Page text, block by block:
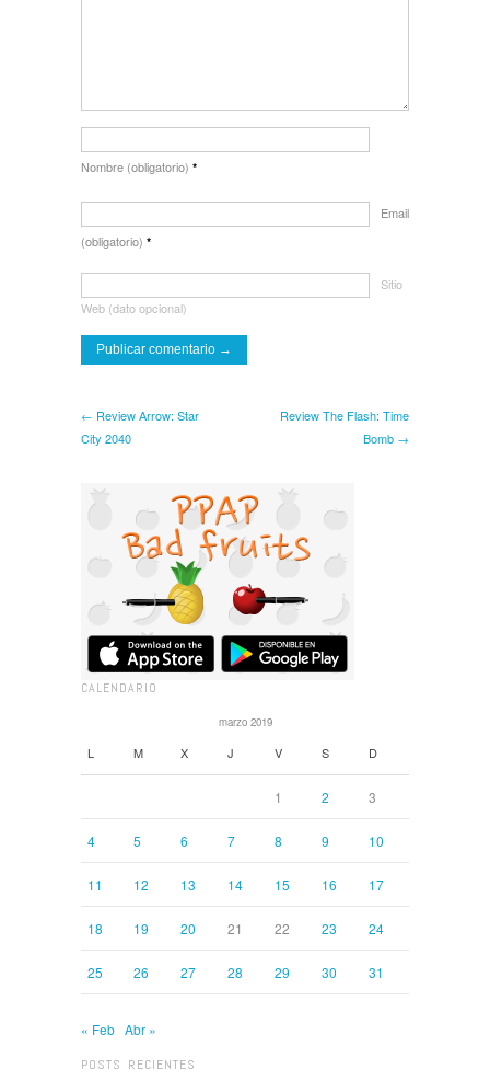
Nombre (obligatorio) *
Email
(obligatorio) *
Sitio
Web (dato opcional)
← Review Arrow: Star
City 2040
Review The Flash: Time
Bomb →
CALENDARIO
marzo 2019
L M X J V S D
1 2 3
4 5 6 7 8 9 10
11 12 13 14 15 16 17
18 19 20 21 22 23 24
25 26 27 28 29 30 31
« Feb Abr »
POSTS RECIENTES